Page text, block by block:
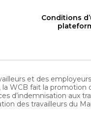
Conditions
et des
WCB fait la promotion
d’indemnisation aux
des travailleurs du